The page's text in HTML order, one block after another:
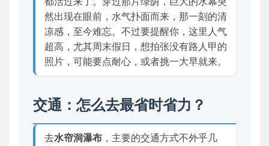
然出现在眼前，水气扑面而来，那一刻的清
凉感，至今难忘。不过要提醒你，这里人气
超高，尤其周末假日，想拍张没有路人甲的
照片，可能要点耐心，或者挑一大早就来。
交通：怎么去最省时省力？
去水帘洞瀑布 ，主要的交通方式不外乎几